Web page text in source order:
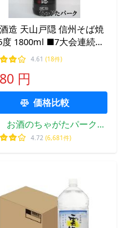
造 天山戸隠 信州そば焼
度 1800ml ■7大会連続全
4.61 (18件)
円
価格比較
お酒のちゃがたパーク
Yahoo!店
4.72 (6,681件)